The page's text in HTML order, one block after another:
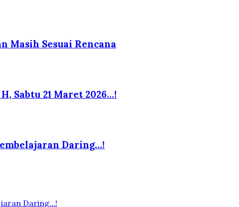
Masih Sesuai Rencana
Sabtu 21 Maret 2026…!
Daring…!
Daring…!